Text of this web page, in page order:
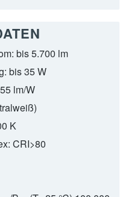
bis 5.700 lm
bis 35 W
lm/W
K
CRI>80